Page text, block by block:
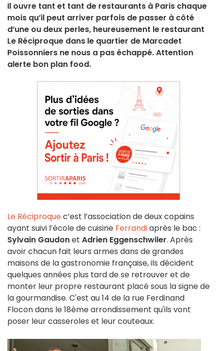
Il ouvre tant et tant de restaurants à Paris chaque
mois qu’il peut arriver parfois de passer à côté
d’une ou deux perles, heureusement le restaurant
Le Réciproque dans le quartier de Marcadet
Poissonniers ne nous a pas échappé. Attention
alerte bon plan food.
Le Réciproquec’est l’association de deux copains
ayant suivi l’école de cuisine Ferrandiaprès le bac :
Sylvain Gaudonet Adrien Eggenschwiler. Après
avoir chacun fait leurs armes dans de grandes
maisons de la gastronomie française, ils décident
quelques années plus tard de se retrouver et de
monter leur propre restaurant placé sous la signe de
la gourmandise. C'est au 14 de la rue Ferdinand
Flocon dans le 18ème arrondissement qu'ils vont
poser leur casseroles et leur couteaux.